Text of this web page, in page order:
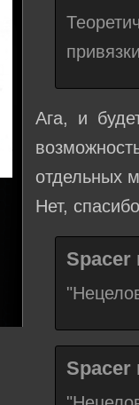
Ага, и
отдельных
Нет,
Spacer
Spacer